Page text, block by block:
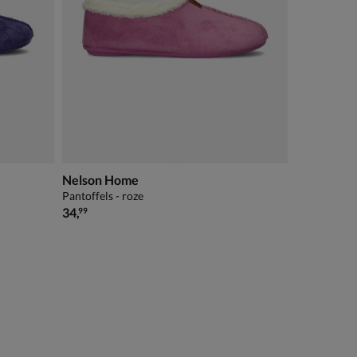
Nelson Home
Pantoffels - roze
€ 34,99
34,99